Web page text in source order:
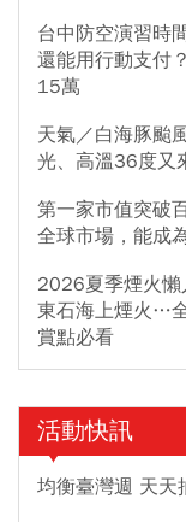
台中防空演習時
還能用行動支付
15萬
天氣／白海豚颱
光、高溫36度又
第一家市值突破
全球市場，能成
2026夏季煙火懶
東石海上煙火…
賞點必看
活動快訊
均衡臺灣週 天天